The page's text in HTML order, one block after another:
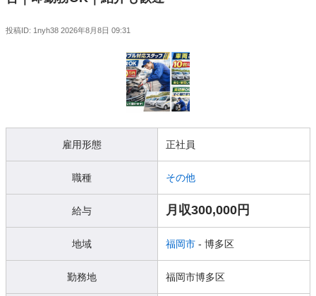
投稿ID: 1nyh38 2026年8月8日 09:31
雇用形態 正社員
職種 その他
給与 月収300,000円
地域 福岡市 - 博多区
勤務地 福岡市博多区